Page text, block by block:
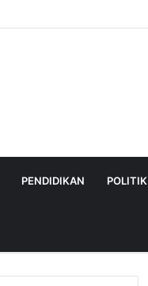
PENDIDIKAN POLITIK